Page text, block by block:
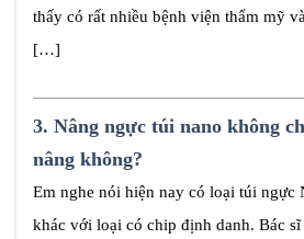
thấy có rất nhiều bệnh viện thẩm mỹ
[…]
3. Nâng ngực túi nano không
nâng không?
Em nghe nói hiện nay có loại túi ngực
khác với loại có chip định danh. Bác